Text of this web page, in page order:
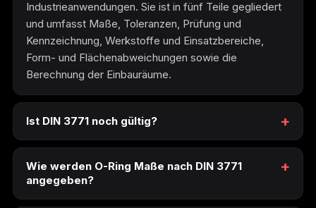
Industrieanwendungen. Sie ist in fünf Teile gegliedert
und umfasst Maße, Toleranzen, Prüfung und
Kennzeichnung, Werkstoffe und Einsatzbereiche,
Form- und Flächenabweichungen sowie die
Berechnung der Einbauräume.
Ist DIN 3771 noch gültig?
Wie werden O-Ring Maße nach DIN 3771
angegeben?